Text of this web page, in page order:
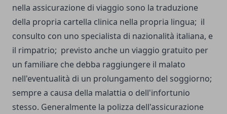
nella assicurazione di viaggio sono la traduzione
della propria cartella clinica nella propria lingua; il
consulto con uno specialista di nazionalità italiana, e
il rimpatrio; previsto anche un viaggio gratuito per
un familiare che debba raggiungere il malato
nell'eventualità di un prolungamento del soggiorno;
sempre a causa della malattia o dell'infortunio
stesso. Generalmente la polizza dell'assicurazione